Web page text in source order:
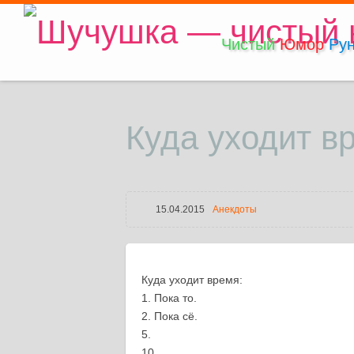
Чистый Юмор
Куда уходит
15.04.2015 Анекдоты
Куда уходит время:
1. Пока то.
2. Пока сё.
5.